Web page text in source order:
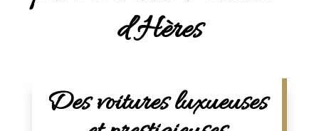
d’Hères
Des voitures luxueuses